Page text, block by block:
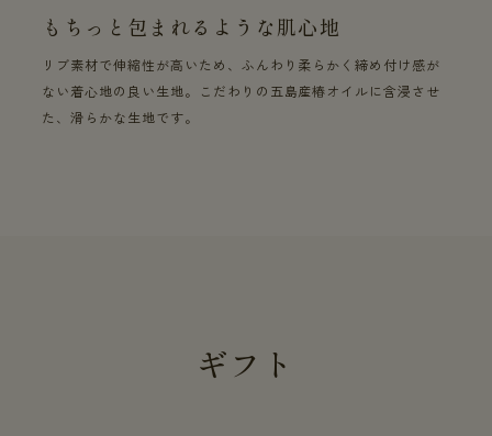
もちっと包まれるような肌心地
リブ素材で伸縮性が高いため、ふんわり柔らかく締め付け感が
ない着心地の良い生地。こだわりの五島産椿オイルに含浸させ
た、滑らかな生地です。
ギフト